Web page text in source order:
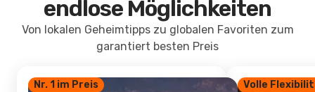
endlose Möglichkeiten
Von lokalen Geheimtipps zu globalen Favoriten zum
garantiert besten Preis
Nr. 1 im Preis Volle